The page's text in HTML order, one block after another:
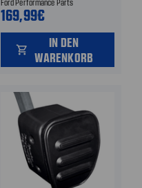
Ford Performance Parts
169,99€
shopping_cart
IN DEN
WARENKORB